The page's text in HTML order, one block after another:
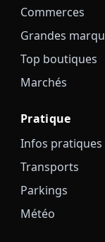
Commerces
Grandes
Top boutiques
Marchés
Pratique
Infos pratiques
Transports
Parkings
Météo